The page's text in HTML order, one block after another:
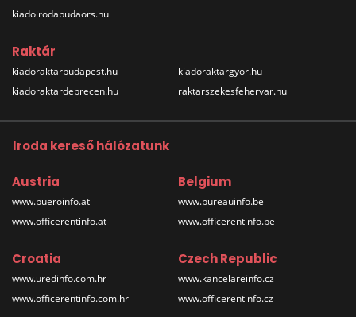
kiadoirodabudaors.hu
Raktár
kiadoraktarbudapest.hu
kiadoraktardebrecen.hu
kiadoraktargyor.hu
raktarszekesfehervar.hu
Iroda kereső hálózatunk
Austria
www.bueroinfo.at
www.officerentinfo.at
Belgium
www.bureauinfo.be
www.officerentinfo.be
Croatia
www.uredinfo.com.hr
www.officerentinfo.com.hr
Czech Republic
www.kancelareinfo.cz
www.officerentinfo.cz